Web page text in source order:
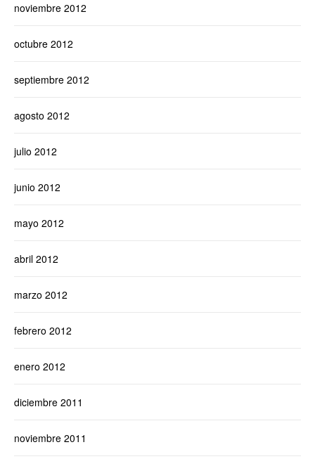
noviembre 2012
octubre 2012
septiembre 2012
agosto 2012
julio 2012
junio 2012
mayo 2012
abril 2012
marzo 2012
febrero 2012
enero 2012
diciembre 2011
noviembre 2011